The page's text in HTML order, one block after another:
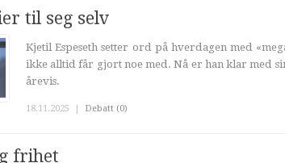
til seg selv
Kjetil Espeseth setter ord på hverdagen med
ikke alltid får gjort noe med. Nå er han klar med
årevis.
18.11.2025 Debatt (0)
frihet